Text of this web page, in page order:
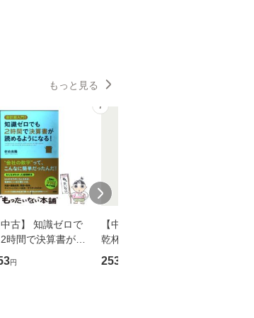
もっと見る
中古】 知識ゼロで
時間で決算書が読
ようになる！ 会
超入門！ / 佐伯 良
円
7
【中古】 ウインクで
乾杯 (ノン・ポシェッ
ト) / 東野圭吾 / 祥伝
253